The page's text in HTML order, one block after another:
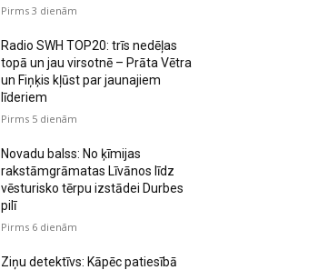
Pirms 3 dienām
Radio SWH TOP20: trīs nedēļas
topā un jau virsotnē – Prāta Vētra
un Fiņķis kļūst par jaunajiem
līderiem
Pirms 5 dienām
Novadu balss: No ķīmijas
rakstāmgrāmatas Līvānos līdz
vēsturisko tērpu izstādei Durbes
pilī
Pirms 6 dienām
Ziņu detektīvs: Kāpēc patiesībā